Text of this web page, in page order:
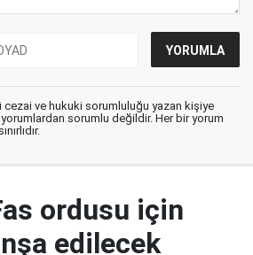
cezai ve hukuki sorumluluğu yazan kişiye
sorumlu değildir. Her bir yorum
ordusu için
edilecek